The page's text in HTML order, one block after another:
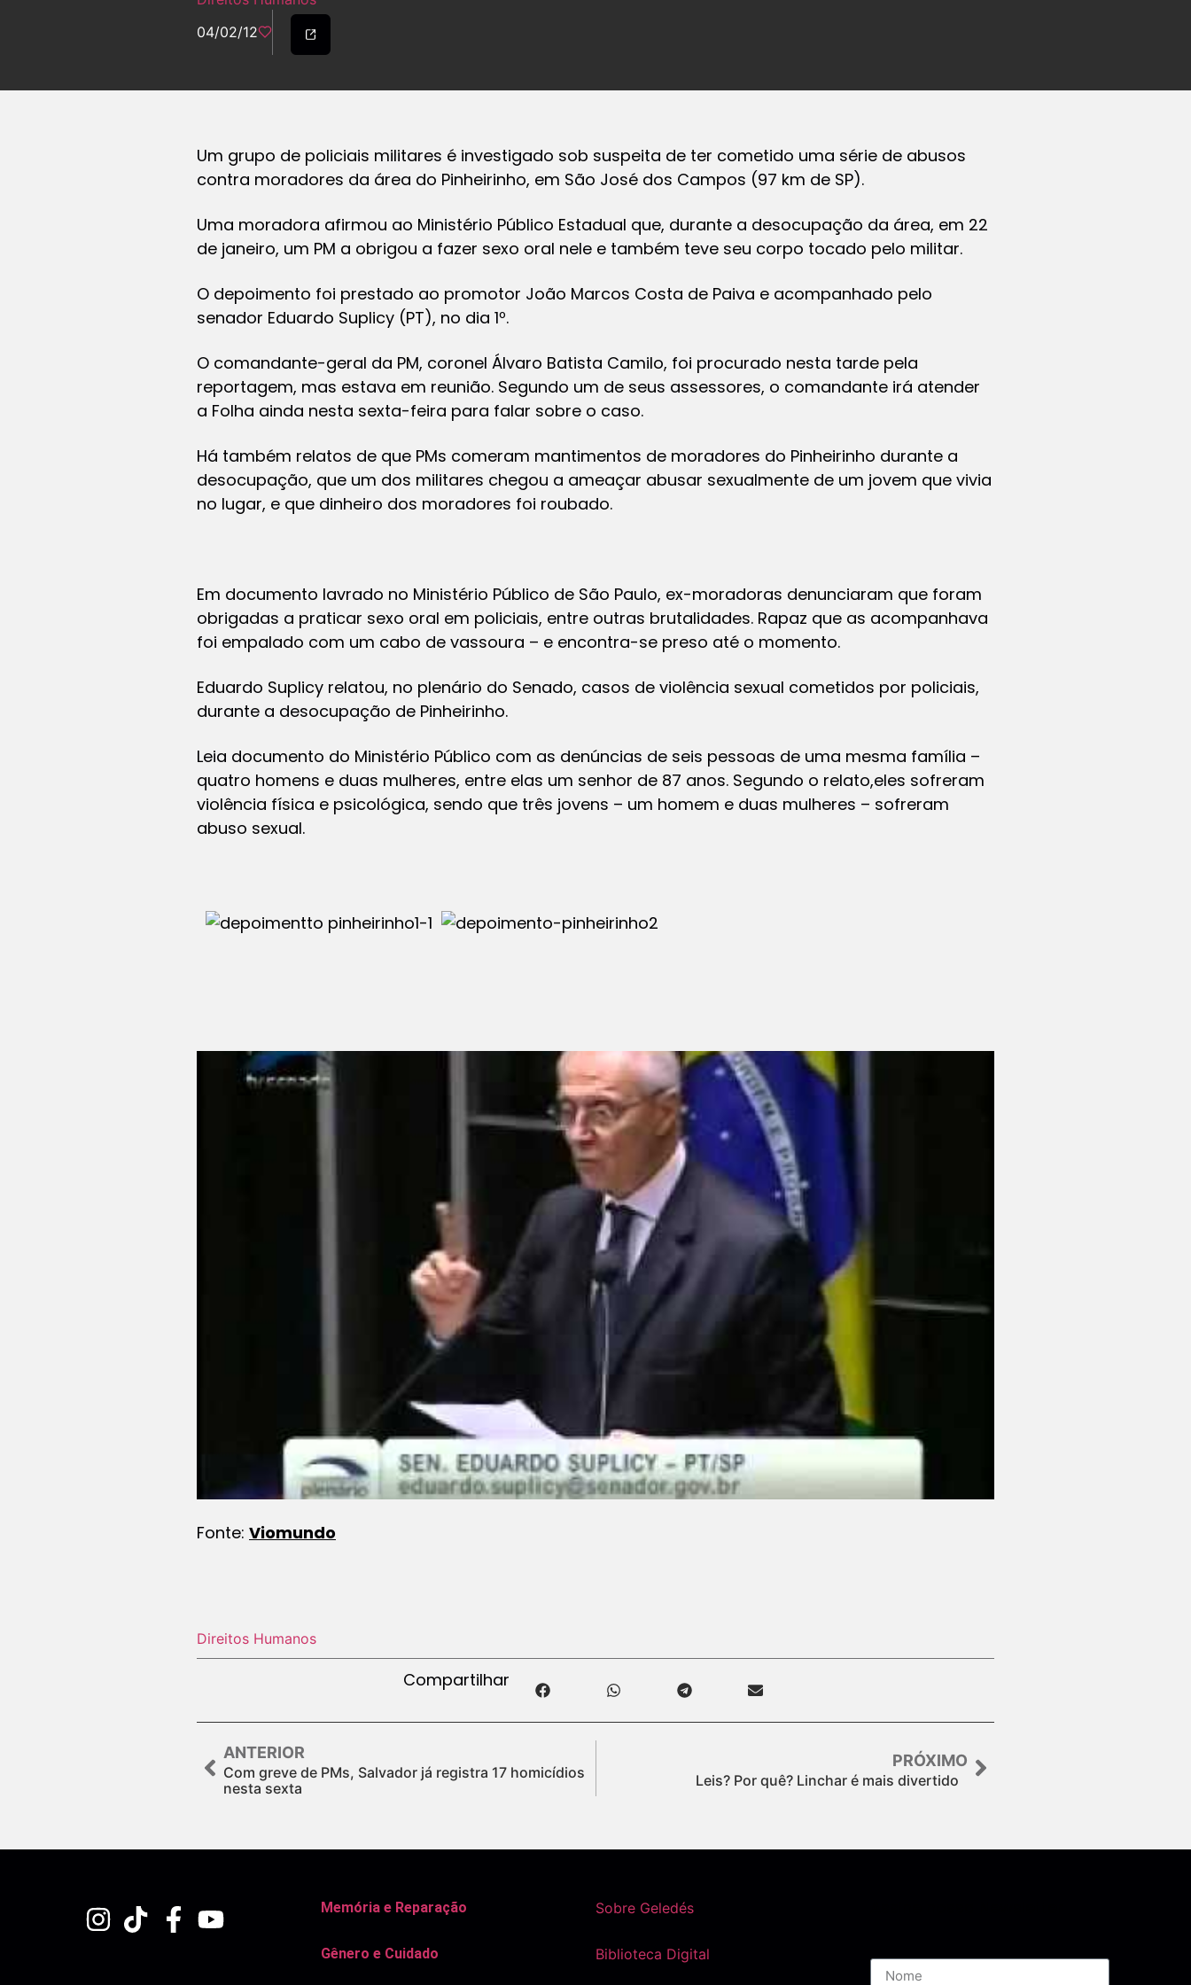
04/02/12
Um grupo de policiais militares é investigado sob suspeita de ter cometido uma série de abusos
contra moradores da área do Pinheirinho, em São José dos Campos (97 km de SP).
Uma moradora afirmou ao Ministério Público Estadual que, durante a desocupação da área, em 22
de janeiro, um PM a obrigou a fazer sexo oral nele e também teve seu corpo tocado pelo militar.
O depoimento foi prestado ao promotor João Marcos Costa de Paiva e acompanhado pelo
senador Eduardo Suplicy (PT), no dia 1º.
O comandante-geral da PM, coronel Álvaro Batista Camilo, foi procurado nesta tarde pela
reportagem, mas estava em reunião. Segundo um de seus assessores, o comandante irá atender
a Folha ainda nesta sexta-feira para falar sobre o caso.
Há também relatos de que PMs comeram mantimentos de moradores do Pinheirinho durante a
desocupação, que um dos militares chegou a ameaçar abusar sexualmente de um jovem que vivia
no lugar, e que dinheiro dos moradores foi roubado.
Em documento lavrado no Ministério Público de São Paulo, ex-moradoras denunciaram que foram
obrigadas a praticar sexo oral em policiais, entre outras brutalidades. Rapaz que as acompanhava
foi empalado com um cabo de vassoura – e encontra-se preso até o momento.
Eduardo Suplicy relatou, no plenário do Senado, casos de violência sexual cometidos por policiais,
durante a desocupação de Pinheirinho.
Leia documento do Ministério Público com as denúncias de seis pessoas de uma mesma família –
quatro homens e duas mulheres, entre elas um senhor de 87 anos. Segundo o relato,eles sofreram
violência física e psicológica, sendo que três jovens – um homem e duas mulheres – sofreram
abuso sexual.
Fonte: Viomundo
Direitos Humanos
Compartilhar
ANTERIOR
Com greve de PMs, Salvador já registra 17 homicídios
nesta sexta
PRÓXIMO
Leis? Por quê? Linchar é mais divertido
Memória e Reparação
Gênero e Cuidado
Sobre Geledés
Biblioteca Digital